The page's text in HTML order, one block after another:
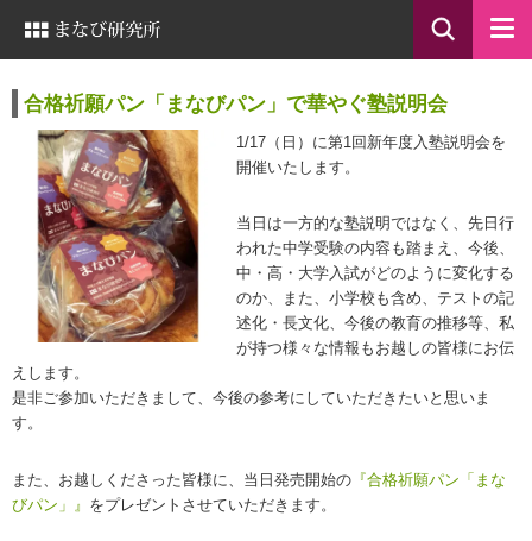
合格祈願パン「まなびパン」で華やぐ塾説明会
1/17（日）に第1回新年度入塾説明会を
開催いたします。
当日は一方的な塾説明ではなく、先日行
われた中学受験の内容も踏まえ、今後、
中・高・大学入試がどのように変化する
のか、また、小学校も含め、テストの記
述化・長文化、今後の教育の推移等、私
が持つ様々な情報もお越しの皆様にお伝
えします。
是非ご参加いただきまして、今後の参考にしていただきたいと思いま
す。
また、お越しくださった皆様に、当日発売開始の 『合格祈願パン「まな
びパン」』 をプレゼントさせていただきます。